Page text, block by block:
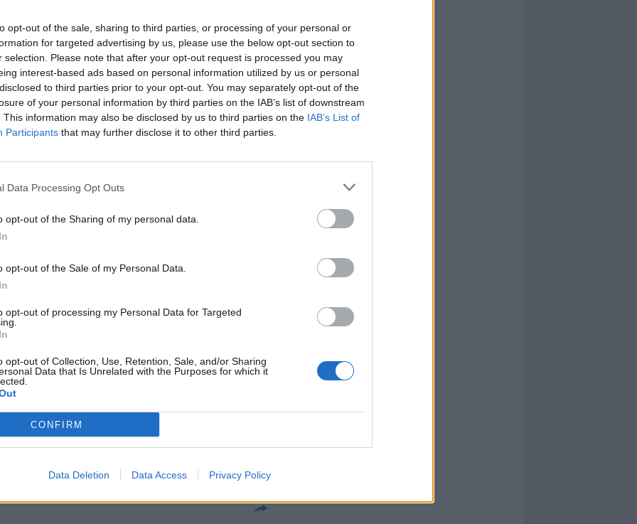
opt-out of the sale, sharing to third parties, or processing of your personal or
for targeted advertising by us, please use the below opt-out section to
selection. Please note that after your opt-out request is processed you may
interest-based ads based on personal information utilized by us or personal
to third parties prior to your opt-out. You may separately opt-out of the
of your personal information by third parties on the IAB’s list of downstream
This information may also be disclosed by us to third parties on the IAB’s List of
Participants that may further disclose it to other third parties.
Data Processing Opt Outs
opt-out of the Sharing of my personal data.
opt-out of the Sale of my Personal Data.
opt-out of processing my Personal Data for Targeted
opt-out of Collection, Use, Retention, Sale, and/or Sharing
Data that Is Unrelated with the Purposes for which it
CONFIRM
Data Deletion Data Access Privacy Policy
il
finale
0-0 al
a secco
di
d'Europa in
carica
quarto di
comprare